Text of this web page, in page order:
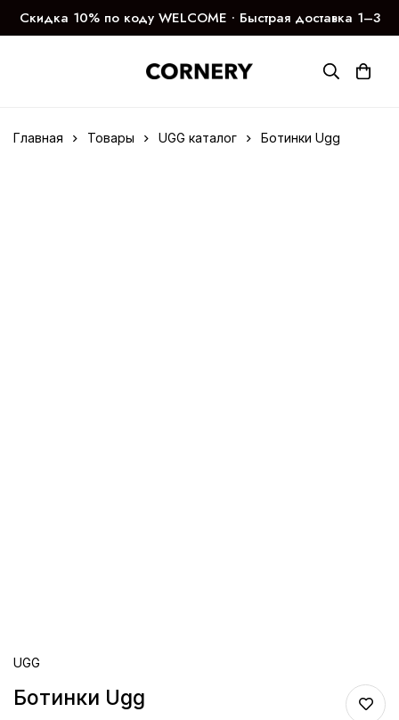
Скидка 10% по коду WELCOME ∙ Быстрая доставка 1–3
дня
Главная Товары UGG каталог Ботинки Ugg
UGG
Ботинки Ugg